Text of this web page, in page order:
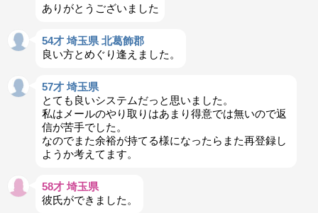
ありがとうございました
54才 埼玉県 北葛飾郡
良い方とめぐり逢えました。
57才 埼玉県
とても良いシステムだっと思いました。
私はメールのやり取りはあまり得意では無いので返
信が苦手でした。
なのでまた余裕が持てる様になったらまた再登録し
ようか考えてます。
58才 埼玉県
彼氏ができました。